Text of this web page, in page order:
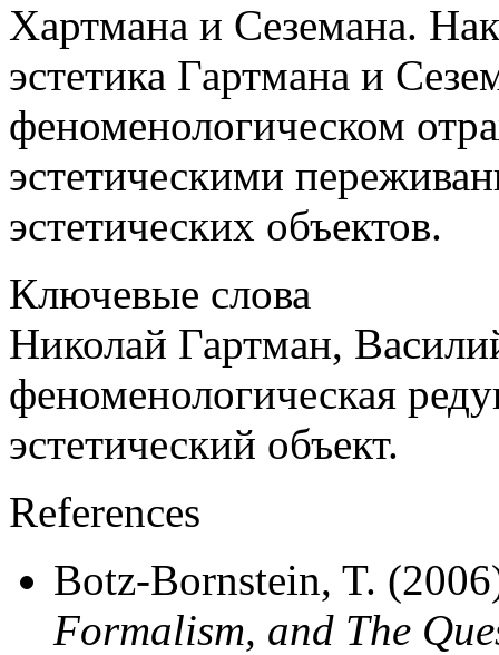
Хартмана и Сеземана.
эстетика Гартмана и
феноменологическом
эстетическими
эстетических объектов.
Ключевые слова
Николай Гартман,
феноменологическая
эстетический объект.
References
Botz-Bornstein, T.
Formalism, and The